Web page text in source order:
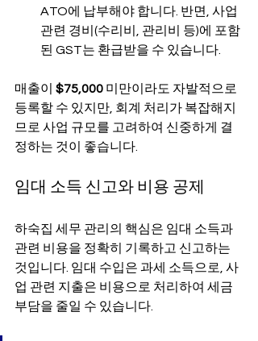
ATO에 납부해야 합니다. 반면, 사업
관련 경비(수리비, 관리비 등)에 포함
된 GST는 환급받을 수 있습니다.
매출이 $75,000 미만이라도 자발적으로
등록할 수 있지만, 회계 처리가 복잡해지
므로 사업 규모를 고려하여 신중하게 결
정하는 것이 좋습니다.
임대 소득 신고와 비용 공제
하숙집 세무 관리의 핵심은 임대 소득과
관련 비용을 정확히 기록하고 신고하는
것입니다. 임대 수입은 과세 소득으로, 사
업 관련 지출은 비용으로 처리하여 세금
부담을 줄일 수 있습니다.